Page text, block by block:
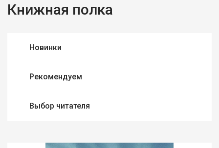
Книжная полка
Новинки
Рекомендуем
Выбор читателя